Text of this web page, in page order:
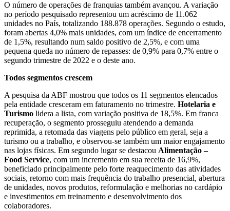
O número de operações de franquias também avançou. A variação
no período pesquisado representou um acréscimo de 11.062
unidades no País, totalizando 188.878 operações. Segundo o estudo,
foram abertas 4,0% mais unidades, com um índice de encerramento
de 1,5%, resultando num saldo positivo de 2,5%, e com uma
pequena queda no número de repasses: de 0,9% para 0,7% entre o
segundo trimestre de 2022 e o deste ano.
Todos segmentos crescem
A pesquisa da ABF mostrou que todos os 11 segmentos elencados
pela entidade cresceram em faturamento no trimestre. Hotelaria e
Turismo lidera a lista, com variação positiva de 18,5%. Em franca
recuperação, o segmento prosseguiu atendendo a demanda
reprimida, a retomada das viagens pelo público em geral, seja a
turismo ou a trabalho, e observou-se também um maior engajamento
nas lojas físicas. Em segundo lugar se destacou Alimentação –
Food Service, com um incremento em sua receita de 16,9%,
beneficiado principalmente pelo forte reaquecimento das atividades
sociais, retorno com mais frequência do trabalho presencial, abertura
de unidades, novos produtos, reformulação e melhorias no cardápio
e investimentos em treinamento e desenvolvimento dos
colaboradores.